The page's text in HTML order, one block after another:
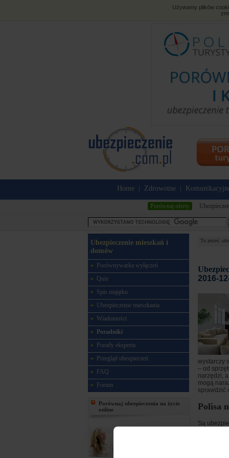
Używamy plików
Home Zdrowotne
Porównaj oferty
Ubezpieczenie mieszkań i
domów
Porównywarka wyłączeń
Quiz
Spis majątku
Ubezpieczenie mieszkania
Wiadomości
Poradniki
Porady eksperta
Przegląd ubezpieczeń
FAQ
Forum
Porównaj ubezpieczenia na życie
online
Tu jesteś:
2016-
wystarczy
– od
narzędzi,
mogą
sprawdzić
Polisa
Są